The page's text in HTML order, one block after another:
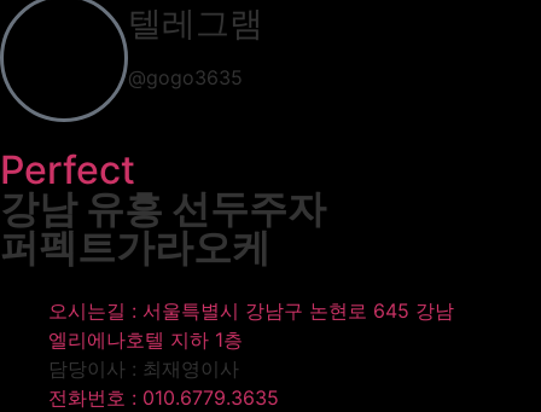
텔레그램
@gogo3635
Perfect
강남 유흥 선두주자
퍼펙트가라오케
오시는길 : 서울특별시 강남구 논현로 645 강남
엘리에나호텔 지하 1층
담당이사 : 최재영이사
전화번호 : 010.6779.3635